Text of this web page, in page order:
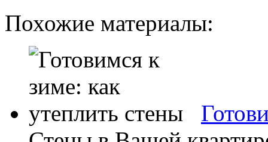
Похожие материалы: